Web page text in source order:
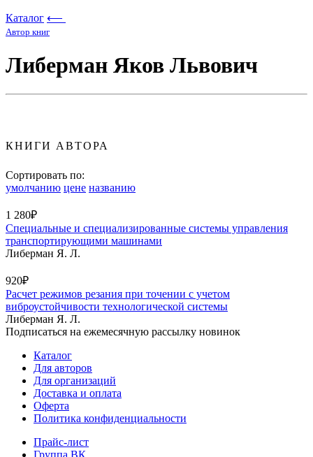
Каталог ⟵
Автор книг
Либерман Яков Львович
КНИГИ АВТОРА
Сортировать по:
умолчанию цене названию
1 280₽
Специальные и специализированные системы управления
транспортирующими машинами
Либерман Я. Л.
920₽
Расчет режимов резания при точении с учетом
виброустойчивости технологической системы
Либерман Я. Л.
Подписаться на ежемесячную рассылку новинок
Каталог
Для авторов
Для организаций
Доставка и оплата
Оферта
Политика конфиденциальности
Прайс-лист
Группа ВК